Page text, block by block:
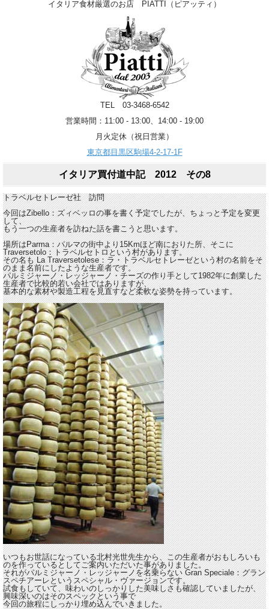
イタリア食材厳選のお店 PIATTI（ピアッティ）
TEL 03-3468-6542
営業時間：11:00 - 13:00、14:00 - 19:00
月火定休（祝日営業）
東京都目黒区駒場4-2-17-1F
イタリア買付道中記 2012 その8
トラベルセトレーゼ社 訪問
今回はZibello：ズィベッロの事を書く予定でしたが、ちょっと予定を変更
して、
もう一つの生産者を訪ねた話を書こうと思います。
場所はParma：パルマの街中より15Kmほど南におりた所、そこに
Traversetolo：トラベルセトロという村があります。
その名も La Traversetolese：ラ・トラベルセトレーゼという村の名前をそ
のまま名前にしたような生産者です。
パルミジャーノ・レッジャーノ・チーズの作り手として1982年に創業した
生産者で比較的若い会社ではありますが、
基本的な素材や製造工程を見直すなど柔軟な姿勢を持っています。
いつもお世話になっている北村光世先生から、この生産者がおもしろいも
のを作っているとしてご案内いただいた事がありました。
それがパルミジャーノ・レッジャーノを名乗らない Gran Speciale：グラン
スペチアーレというスペシャル・ヴァージョンです。
試食もしていて、味わいのしっかりした美味しさも確認していましたが、
興味深いのはそのスペックという事で
今回の旅程にしっかり埋め込んでいきました。